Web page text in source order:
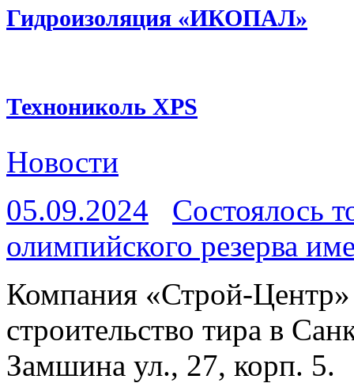
Гидроизоляция «ИКОПАЛ»
Технониколь XPS
Новости
05.09.2024
Состоялось
олимпийского резерва
Компания «Строй-Центр»
строительство тира в
Замшина ул., 27, корп. 5.